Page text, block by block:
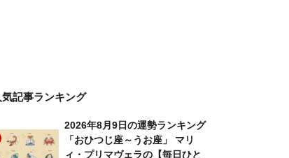
気記事ランキング
2026年8月9日の運勢ランキング
「おひつじ座～うお座」 マリ
ィ・プリマヴェラの【毎日ひと